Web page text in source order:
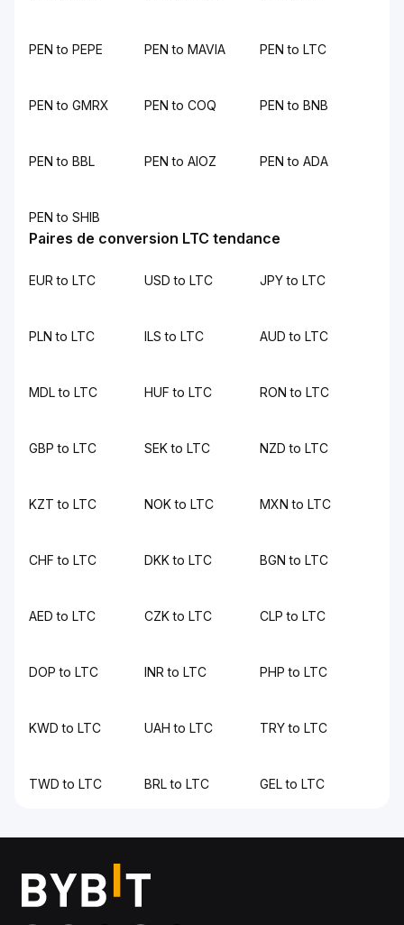
PEN to PEPE PEN to MAVIA PEN to LTC
PEN to GMRX PEN to COQ PEN to BNB
PEN to BBL PEN to AIOZ PEN to ADA
PEN to SHIB
Paires de conversion LTC tendance
EUR to LTC USD to LTC JPY to LTC
PLN to LTC ILS to LTC AUD to LTC
MDL to LTC HUF to LTC RON to LTC
GBP to LTC SEK to LTC NZD to LTC
KZT to LTC NOK to LTC MXN to LTC
CHF to LTC DKK to LTC BGN to LTC
AED to LTC CZK to LTC CLP to LTC
DOP to LTC INR to LTC PHP to LTC
KWD to LTC UAH to LTC TRY to LTC
TWD to LTC BRL to LTC GEL to LTC